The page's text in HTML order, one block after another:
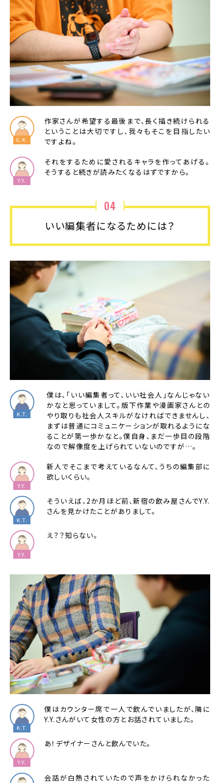
作家さんが希望する最後まで、長く描き続けられる
ということは大切ですし、我々もそこを目指したい
ですよね。
それをするために愛されるキャラを作ってあげる。
そうすると続きが読みたくなるはずですから。
04
いい編集者になるためには？
僕は、「いい編集者って、いい社会人」なんじゃない
かなと思っていまして。版下作業や漫画家さんとの
やり取りも社会人スキルがなければできませんし、
まずは普通にコミュニケーションが取れるようにな
ることが第一歩かなと。僕自身、まだ一歩目の段階
なので解像度を上げられていないのですが…。
新人でそこまで考えているなんて、うちの編集部に
欲しいくらい。
そういえば、2か月ほど前、新宿の飲み屋さんでY.Y.
さんを見かけたことがありまして。
え？？知らない。
僕はカウンター席で一人で飲んでいましたが、隣に
Y.Y.さんがいて女性の方とお話されていました。
あ！デザイナーさんと飲んでいた。
会話が白熱されていたので声をかけられなかった